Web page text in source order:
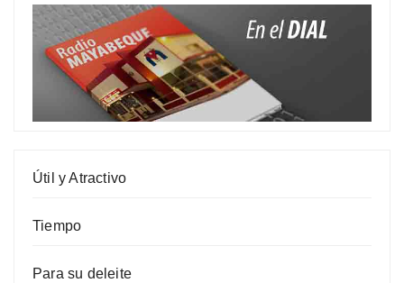
Útil y Atractivo
Tiempo
Para su deleite